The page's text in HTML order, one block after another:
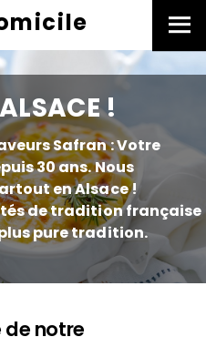
Menu
!
Safran : Votre
30 ans. Nous
en Alsace !
de tradition française
pure tradition.
de notre